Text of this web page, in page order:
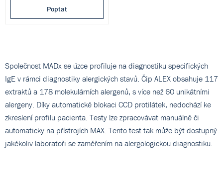
Poptat
Společnost MADx se úzce profiluje na diagnostiku specifických
IgE v rámci diagnostiky alergických stavů. Čip ALEX obsahuje 117
extraktů a 178 molekulárních alergenů, s více než 60 unikátními
alergeny. Díky automatické blokaci CCD protilátek, nedochází ke
zkreslení profilu pacienta. Testy lze zpracovávat manuálně či
automaticky na přístrojích MAX. Tento test tak může být dostupný
jakékoliv laboratoři se zaměřením na alergologickou diagnostiku.